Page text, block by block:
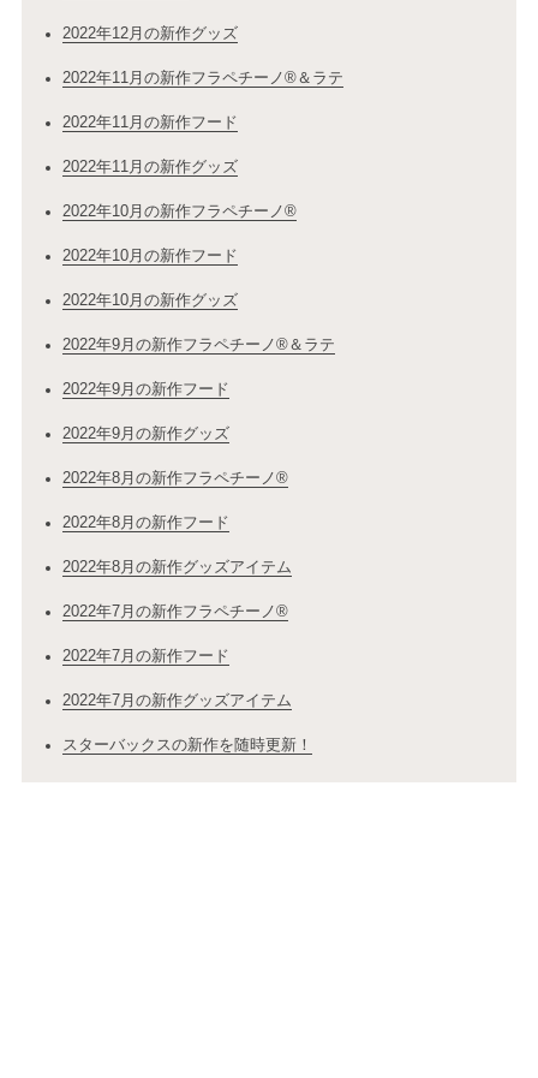
2022年12月の新作グッズ
2022年11月の新作フラペチーノ®＆ラテ
2022年11月の新作フード
2022年11月の新作グッズ
2022年10月の新作フラペチーノ®
2022年10月の新作フード
2022年10月の新作グッズ
2022年9月の新作フラペチーノ®＆ラテ
2022年9月の新作フード
2022年9月の新作グッズ
2022年8月の新作フラペチーノ®
2022年8月の新作フード
2022年8月の新作グッズアイテム
2022年7月の新作フラペチーノ®
2022年7月の新作フード
2022年7月の新作グッズアイテム
スターバックスの新作を随時更新！